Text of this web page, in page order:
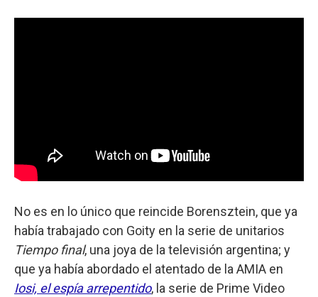
No es en lo único que reincide Borensztein, que ya
había trabajado con Goity en la serie de unitarios
Tiempo final, una joya de la televisión argentina; y
que ya había abordado el atentado de la AMIA en
Iosi, el espía arrepentido, la serie de Prime Video